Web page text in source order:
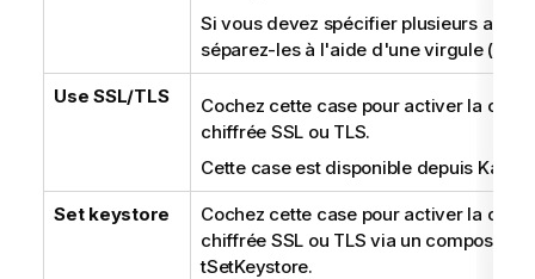
Si vous devez spécifier plusieurs
séparez-les à l'aide d'une virgule (
Use SSL/TLS
Cochez cette case pour activer la
chiffrée SSL ou TLS.
Cette case est disponible depuis Kafka
Set keystore
Cochez cette case pour activer la
chiffrée SSL ou TLS via un composant
tSetKeystore.